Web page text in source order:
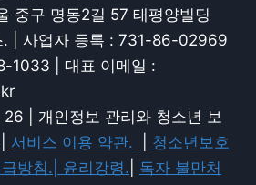
중구 명동2길 57 태평양빌딩
. | 사업자 등록 : 731-86-02969
1033 | 대표 이메일 :
| 개인정보 관리와 청소년 보
서비스 이용 약관.
청소년보호
방침.| 윤리강령.
독자 불만처